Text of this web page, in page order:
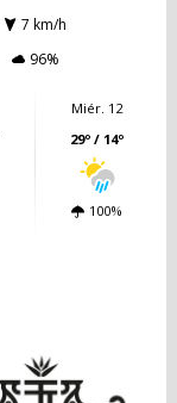
7 km/h
96%
Miér. 12
29º / 14º
100%